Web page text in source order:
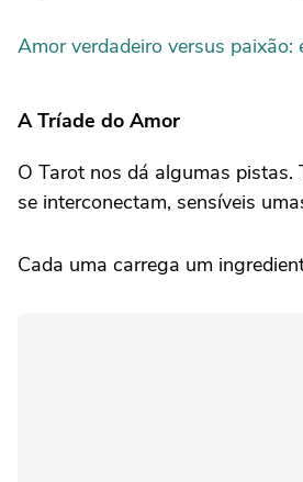
Amor verdadeiro versus
A Tríade do Amor
O Tarot nos dá algumas pistas.
se interconectam, sensíveis
Cada uma carrega um